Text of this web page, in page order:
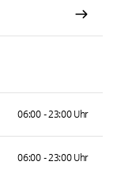
06:00 - 23:00 Uhr
06:00 - 23:00 Uhr